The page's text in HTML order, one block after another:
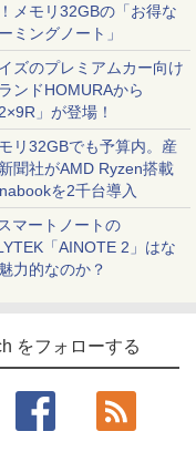
メモリ32GBの「お得な
ミングノート」
ズのプレミアムカー向け
ンドHOMURAから
2×9R」が登場！
リ32GBでも予算内。産
聞社がAMD Ryzen搭載
を2千台導入
マートノートの
「AINOTE 2」はな
力的なのか？
をフォローする